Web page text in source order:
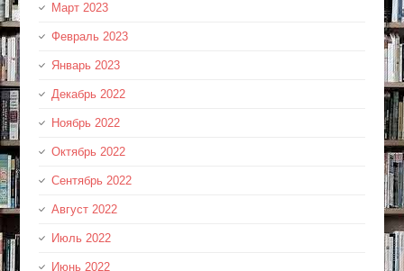
Март 2023
Февраль 2023
Январь 2023
Декабрь 2022
Ноябрь 2022
Октябрь 2022
Сентябрь 2022
Август 2022
Июль 2022
Июнь 2022